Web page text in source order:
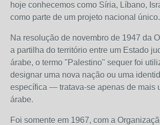
hoje conhecemos como Síria, Líbano,
como parte de um projeto nacional único.
Na resolução de novembro de 1947 da
a partilha do território entre um Estado
árabe, o termo "Palestino" sequer foi
designar uma nova nação ou uma
específica — tratava-se apenas de mais
árabe.
Foi somente em 1967, com a